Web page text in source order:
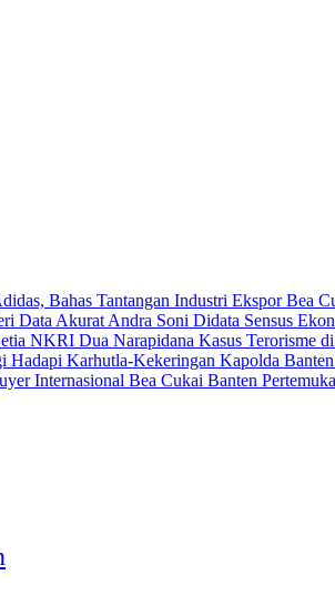
Bea
Andra Soni Didata Sensus
Dua Narapidana Kasus Terorisme
Kapolda
Bea Cukai Banten